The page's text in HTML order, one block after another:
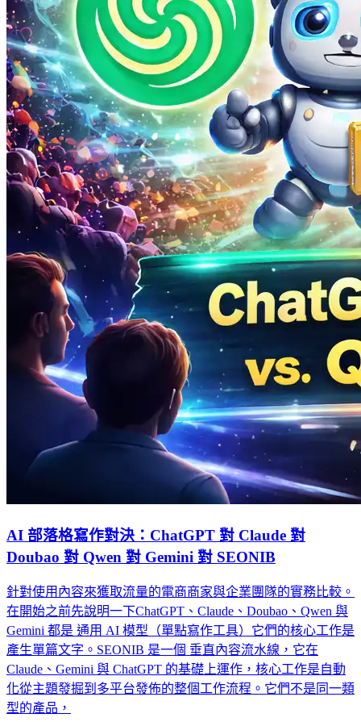
AI 部落格寫作對決：ChatGPT 對 Claude 對
Doubao 對 Qwen 對 Gemini 對 SEONIB
針對使用內容來獲取流量的電商商家與企業團隊的實務比較。
在開始之前先說明一下ChatGPT、Claude、Doubao、Qwen 與
Gemini 都是 通用 AI 模型（單點寫作工具）它們的核心工作是
產生單篇文字。SEONIB 是一個 垂直內容流水線，它在
Claude、Gemini 與 ChatGPT 的基礎上運作，核心工作是自動
化從主題發掘到多平台發佈的整個工作流程。它們不是同一類
型的產品，